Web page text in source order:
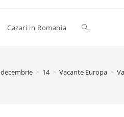
Cazari in Romania Toggle
decembrie > 14 > Vacante Europa >